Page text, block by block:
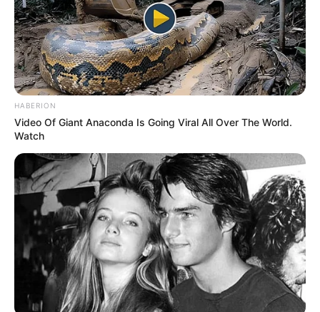
Η Moderna μηνύει τους
αντιπάλους της της Big
Pharma για τις
πατέντες εμβολίων
Η omertà της Covid
Ο Υπόγειος Πόλεμος είναι γεγονός.. Το
HABERION
Video Of Giant Anaconda Is Going Viral All Over The World.
Watch